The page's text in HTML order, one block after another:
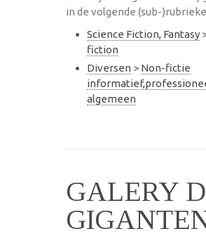
in de volgende (sub-
Science Fiction, Fantasy
fiction
Diversen > Non-fictie
algemeen
GALERY